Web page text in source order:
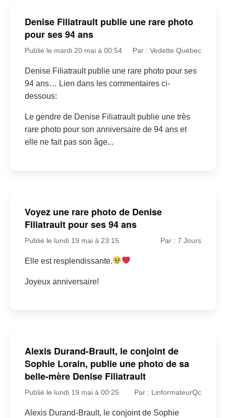
Denise Filiatrault publie une rare photo
pour ses 94 ans
Publié le mardi 20 mai à 00:54 Par : Vedette Québec
Denise Filiatrault publie une rare photo pour ses
94 ans… Lien dans les commentaires ci-
dessous:
Le gendre de Denise Filiatrault publie une très
rare photo pour son anniversaire de 94 ans et
elle ne fait pas son âge...
Voyez une rare photo de Denise
Filiatrault pour ses 94 ans
Publié le lundi 19 mai à 23:15 Par : 7 Jours
Elle est resplendissante.
Joyeux anniversaire!
Alexis Durand-Brault, le conjoint de
Sophie Lorain, publie une photo de sa
belle-mère Denise Filiatrault
Publié le lundi 19 mai à 00:25 Par : LinformateurQc
Alexis Durand-Brault, le conjoint de Sophie